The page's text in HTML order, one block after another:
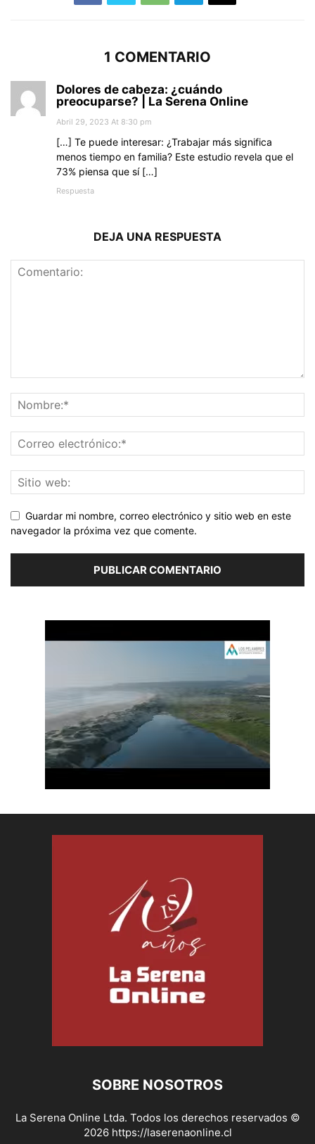
1 COMENTARIO
Dolores de cabeza: ¿cuándo
preocuparse? | La Serena Online
Abril 29, 2023 At 8:30 pm
[…] Te puede interesar: ¿Trabajar más significa
menos tiempo en familia? Este estudio revela que el
73% piensa que sí […]
Respuesta
DEJA UNA RESPUESTA
Guardar mi nombre, correo electrónico y sitio web en este
navegador la próxima vez que comente.
SOBRE NOSOTROS
La Serena Online Ltda. Todos los derechos reservados ©
2026 https://laserenaonline.cl